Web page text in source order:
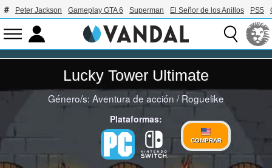
Peter Jackson Gameplay GTA 6 Superman El Señor de los Anillos PS5
Lucky Tower Ultimate
Género/s:Aventura de acción /Roguelike
Plataformas:
COMPRAR